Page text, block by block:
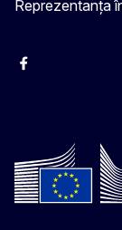
Reprezentanța
Facebook